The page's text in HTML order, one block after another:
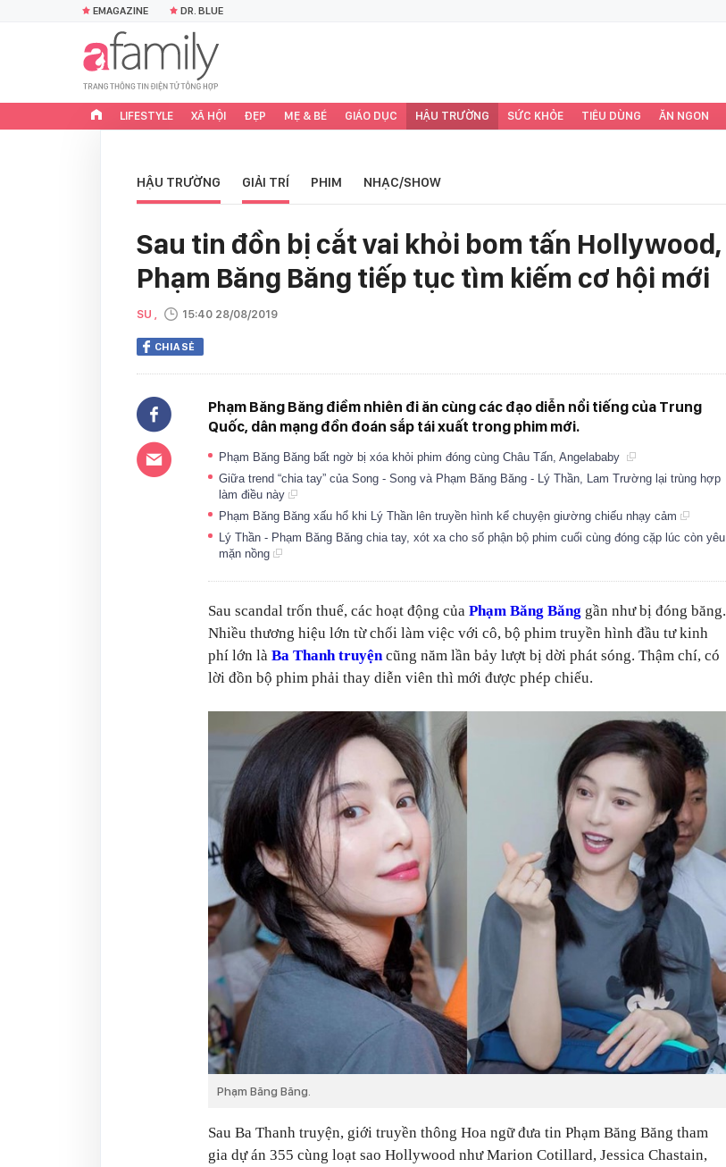
EMAGAZINE DR. BLUE
LIFESTYLE XÃ HỘI ĐẸP MẸ & BÉ GIÁO DỤC HẬU TRƯỜNG SỨC KHỎE TIÊU DÙNG ĂN NGON
HẬU TRƯỜNG GIẢI TRÍ PHIM NHẠC/SHOW
Sau tin đồn bị cắt vai khỏi bom tấn Hollywood,
Phạm Băng Băng tiếp tục tìm kiếm cơ hội mới
SU , 15:40 28/08/2019
CHIA SẺ
Phạm Băng Băng điềm nhiên đi ăn cùng các đạo diễn nổi tiếng của Trung
Quốc, dân mạng đồn đoán sắp tái xuất trong phim mới.
Phạm Băng Băng bất ngờ bị xóa khỏi phim đóng cùng Châu Tấn, Angelababy
Giữa trend “chia tay” của Song - Song và Phạm Băng Băng - Lý Thần, Lam Trường lại trùng hợp
làm điều này
Phạm Băng Băng xấu hổ khi Lý Thần lên truyền hình kể chuyện giường chiếu nhạy cảm
Lý Thần - Phạm Băng Băng chia tay, xót xa cho số phận bộ phim cuối cùng đóng cặp lúc còn yêu
mặn nồng
Sau scandal trốn thuế, các hoạt động của Phạm Băng Băng gần như bị đóng băng.
Nhiều thương hiệu lớn từ chối làm việc với cô, bộ phim truyền hình đầu tư kinh
phí lớn là Ba Thanh truyệncũng năm lần bảy lượt bị dời phát sóng. Thậm chí, có
lời đồn bộ phim phải thay diễn viên thì mới được phép chiếu.
Phạm Băng Băng.
Sau Ba Thanh truyện, giới truyền thông Hoa ngữ đưa tin Phạm Băng Băng tham
gia dự án 355 cùng loạt sao Hollywood như Marion Cotillard, Jessica Chastain,